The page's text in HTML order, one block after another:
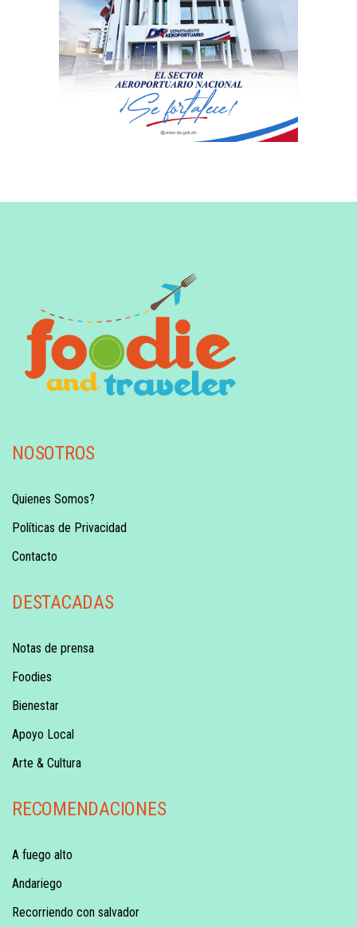
NOSOTROS
Quienes Somos?
Políticas de Privacidad
Contacto
DESTACADAS
Notas de prensa
Foodies
Bienestar
Apoyo Local
Arte & Cultura
RECOMENDACIONES
A fuego alto
Andariego
Recorriendo con salvador